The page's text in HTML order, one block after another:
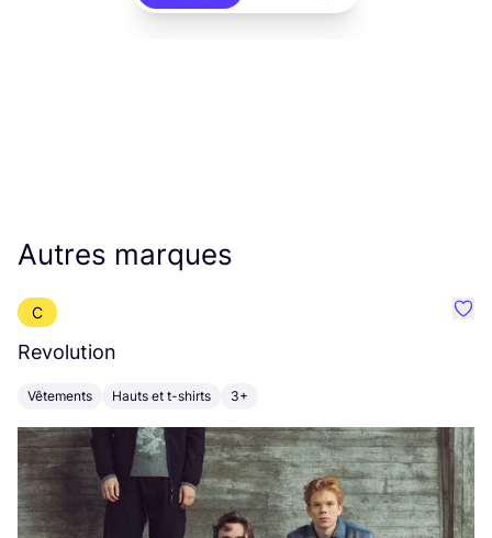
Autres marques
C
Revolution
Vêtements Hauts et t-shirts 3+